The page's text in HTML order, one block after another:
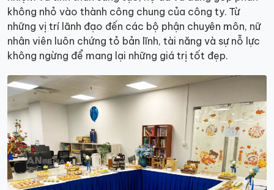
không nhỏ vào thành công chung của công ty. Từ
những vị trí lãnh đạo đến các bộ phận chuyên môn, nữ
nhân viên luôn chứng tỏ bản lĩnh, tài năng và sự nỗ lực
không ngừng để mang lại những giá trị tốt đẹp.